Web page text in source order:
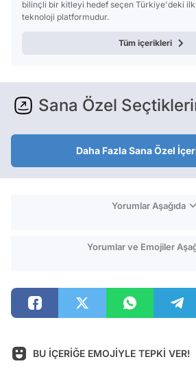
bilinçli bir kitleyi hedef seçen Türkiye'deki ilk
teknoloji platformudur.
Tüm içerikleri
Sana Özel
Daha Fazla Sana Özel
Yorumlar Aşağıda
Yorumlar ve Emojiler
BU İÇERİĞE EMOJİYLE TEPKİ VER!